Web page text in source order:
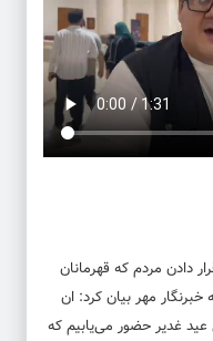
دادن مردم که قهرمانان
مهر بیان کرد: ان
در مهمانی عید غدیر حضور می‌یابیم که